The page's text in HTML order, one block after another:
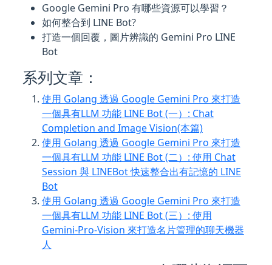
Google Gemini Pro 有哪些資源可以學習？
如何整合到 LINE Bot?
打造一個回覆，圖片辨識的 Gemini Pro LINE
Bot
系列文章：
使用 Golang 透過 Google Gemini Pro 來打造
一個具有LLM 功能 LINE Bot (一）: Chat
Completion and Image Vision(本篇)
使用 Golang 透過 Google Gemini Pro 來打造
一個具有LLM 功能 LINE Bot (二）: 使用 Chat
Session 與 LINEBot 快速整合出有記憶的 LINE
Bot
使用 Golang 透過 Google Gemini Pro 來打造
一個具有LLM 功能 LINE Bot (三）: 使用
Gemini-Pro-Vision 來打造名片管理的聊天機器
人